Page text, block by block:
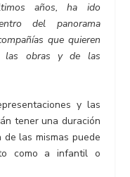
años, ha ido
del panorama
que quieren
las obras y de las
y las
tener una duración
de las mismas puede
como a infantil o